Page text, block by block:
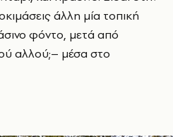
άλλη μία τοπική
φόντο, μετά από
αλλού;– μέσα στο